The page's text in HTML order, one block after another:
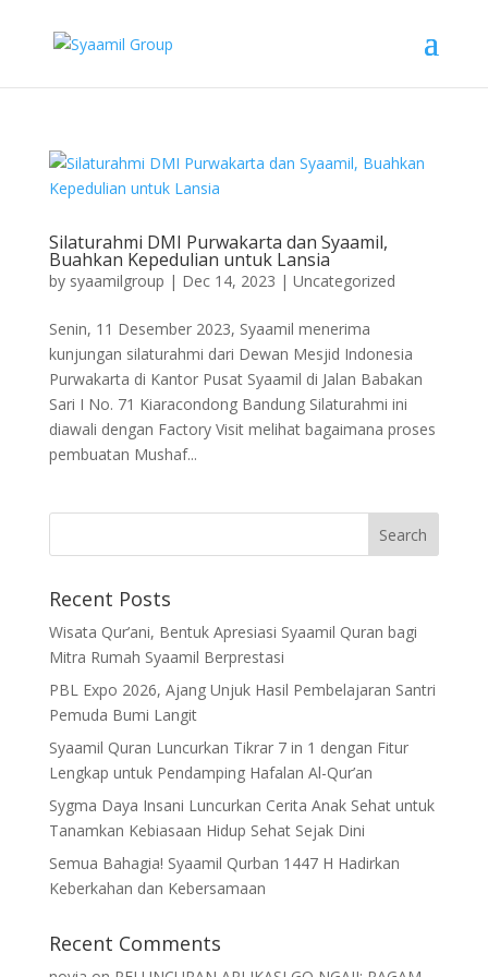
Silaturahmi DMI Purwakarta dan Syaamil,
Buahkan Kepedulian untuk Lansia
by syaamilgroup | Dec 14, 2023 | Uncategorized
Senin, 11 Desember 2023, Syaamil menerima
kunjungan silaturahmi dari Dewan Mesjid Indonesia
Purwakarta di Kantor Pusat Syaamil di Jalan Babakan
Sari I No. 71 Kiaracondong Bandung Silaturahmi ini
diawali dengan Factory Visit melihat bagaimana proses
pembuatan Mushaf...
Recent Posts
Wisata Qur’ani, Bentuk Apresiasi Syaamil Quran bagi
Mitra Rumah Syaamil Berprestasi
PBL Expo 2026, Ajang Unjuk Hasil Pembelajaran Santri
Pemuda Bumi Langit
Syaamil Quran Luncurkan Tikrar 7 in 1 dengan Fitur
Lengkap untuk Pendamping Hafalan Al-Qur’an
Sygma Daya Insani Luncurkan Cerita Anak Sehat untuk
Tanamkan Kebiasaan Hidup Sehat Sejak Dini
Semua Bahagia! Syaamil Qurban 1447 H Hadirkan
Keberkahan dan Kebersamaan
Recent Comments